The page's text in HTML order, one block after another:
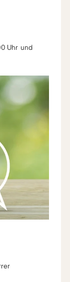
Uhr und